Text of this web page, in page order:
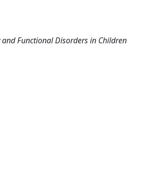
Functional Disorders in Children